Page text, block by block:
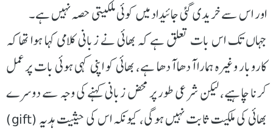
اور اس سے خریدی گئی جائیداد میں کوئی ملکیتی حصہ نہیں ہے۔
جہاں تک اس بات تعلق ہے کہ بھائی نے زبانی کلامی کہا ہوا تھا کہ
کاروبار وغیرہ ہمارا آدھا آدھا ہے، بھائی کو اپنی کہی ہوئی بات پر عمل
کرنا چاہیے، لیکن شرعی طور پر محض زبانی کہنے کی وجہ سے دوسرے
بھائی کی ملکیت ثابت نہیں ہوگی، کیونکہ اس کی حیثیت ہدیہ (gift)